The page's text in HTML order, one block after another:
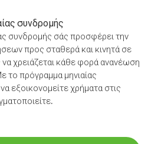
συνδρομής
συνδρομής σάς προσφέρει την
προς σταθερά και κινητά σε
χρειάζεται κάθε φορά ανανέωση
το πρόγραμμα μηνιαίας
εξοικονομείτε χρήματα στις